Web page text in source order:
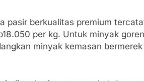
pasir berkualitas premium
per kg. Untuk minyak
minyak kemasan